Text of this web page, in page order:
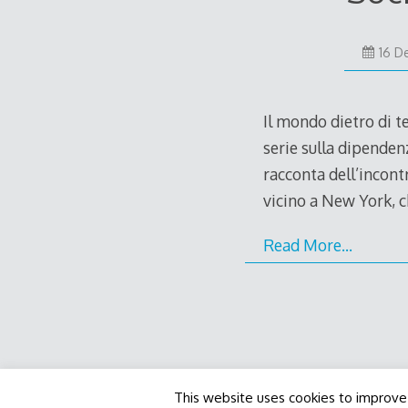
16
Il mondo dietro di
serie sulla
racconta
vicino a New York,
Read More…
This website uses cookies to